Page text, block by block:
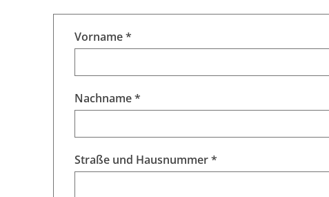
Vorname *
Nachname *
Straße und Hausnummer *